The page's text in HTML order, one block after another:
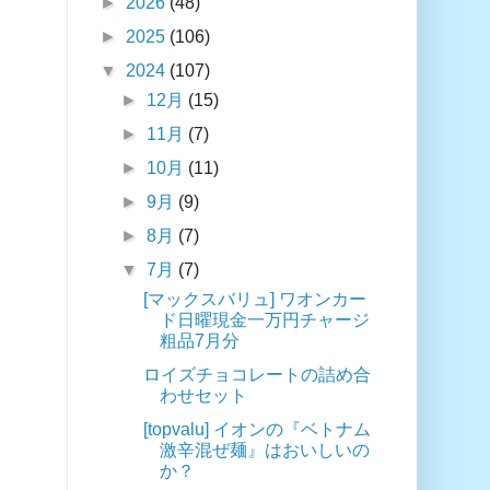
► 2025 (106)
▼ 2024 (107)
► 12月 (15)
► 11月 (7)
► 10月 (11)
►9月 (9)
►8月 (7)
▼7月 (7)
[マックスバリュ] ワオンカー
ド日曜現金一万円チャージ
粗品7月分
ロイズチョコレートの詰め合
わせセット
[topvalu] イオンの『ベトナム
激辛混ぜ麺』はおいしいの
か？